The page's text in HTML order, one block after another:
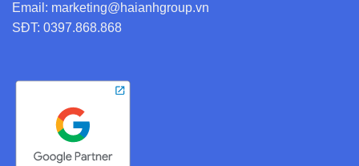
Email: marketing@haianhgroup.vn
SĐT: 0397.868.868